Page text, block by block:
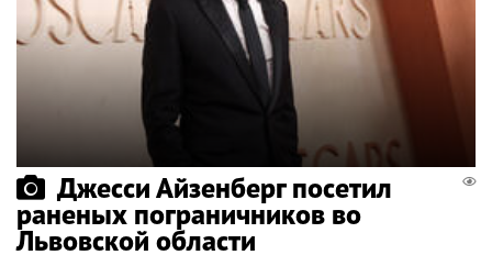
Джесси Айзенберг посетил
раненых пограничников во
Львовской области